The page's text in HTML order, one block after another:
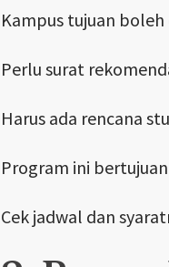
Kampus tujuan
Perlu surat
Harus ada rencana
Program ini
Cek jadwal dan